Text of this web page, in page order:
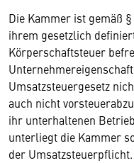
Die Kammer ist gemäß
ihrem gesetzlich
Körperschaftsteuer
Umsatzsteuergesetz
auch nicht
ihr unterhaltenen
unterliegt die Kammer
der Umsatzsteuerpflicht.